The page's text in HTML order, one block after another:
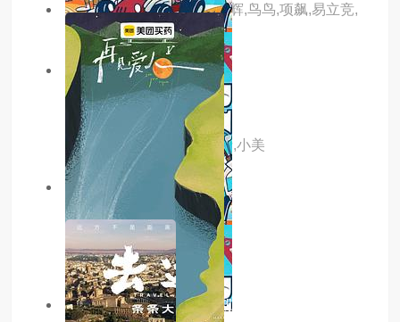
主演：陈丹青,陈行甲,董宇辉,鸟鸟,项飙,易立竞,
张昊辰,张越
2.0分 更新至20260114期
人气美食
主演：阿楠,洋子,路易,立青,小美
6.0分 更新至20260115期
日落时分说爱你
主演：.
10.0分 更新至20260115期